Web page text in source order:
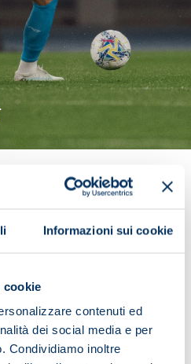
Informazioni sui cookie
cookie
contenuti ed
dei social media e per
Condividiamo inoltre
diagnostic tests at
Tuesday after sustaining
begun the rehabilitation